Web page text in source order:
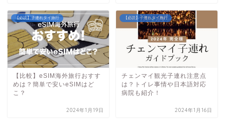
【必読】子連れタイ旅行
【比較】eSIM海外旅行おすす
めは？簡単で安いeSIMはど
こ？
2024年1月19日
【必読】子連れタイ旅行
チェンマイ観光子連れ注意点
は？トイレ事情や日本語対応
病院も紹介！
2024年1月16日